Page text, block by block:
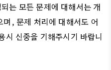
는 모든 문제에 대해서는 개
, 문제 처리에 대해서도 어
시 신중을 기해주시기 바랍니